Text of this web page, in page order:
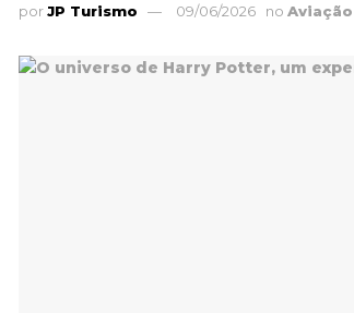
porJP Turismo 09/06/2026 no Aviação